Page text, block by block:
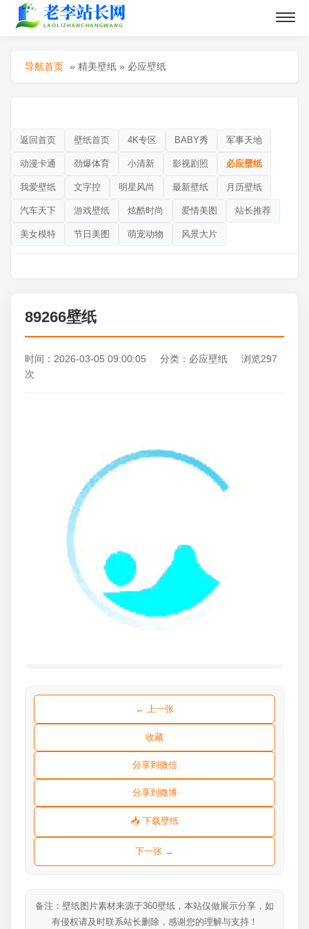
导航首页 » 精美壁纸 » 必应壁纸
返回首页 壁纸首页 4K专区 BABY秀 军事天地
动漫卡通 劲爆体育 小清新 影视剧照 必应壁纸
我爱壁纸 文字控 明星风尚 最新壁纸 月历壁纸
汽车天下 游戏壁纸 炫酷时尚 爱情美图 站长推荐
美女模特 节日美图 萌宠动物 风景大片
89266壁纸
时间：2026-03-05 09:00:05 分类：必应壁纸 浏览297
次
← 上一张
收藏
分享到微信
分享到微博
📥 下载壁纸
下一张 →
备注：壁纸图片素材来源于360壁纸，本站仅做展示分享，如
有侵权请及时联系站长删除，感谢您的理解与支持！